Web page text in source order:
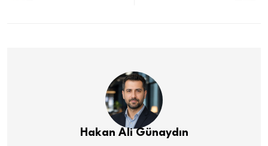
Hakan Ali Günaydın